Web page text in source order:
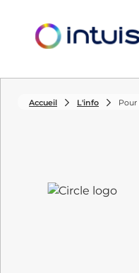
menu
Accueil L'info Pour